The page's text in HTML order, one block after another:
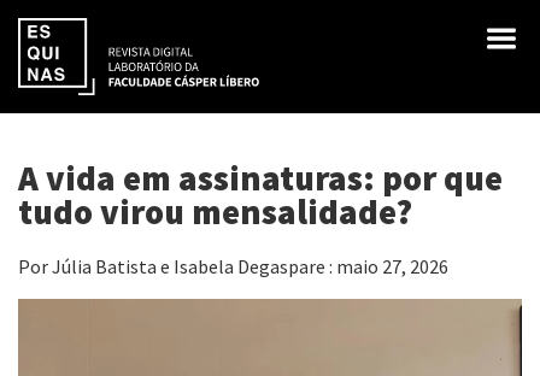
A vida em assinaturas: por que
tudo virou mensalidade?
Por Júlia Batista e Isabela Degaspare : maio 27, 2026